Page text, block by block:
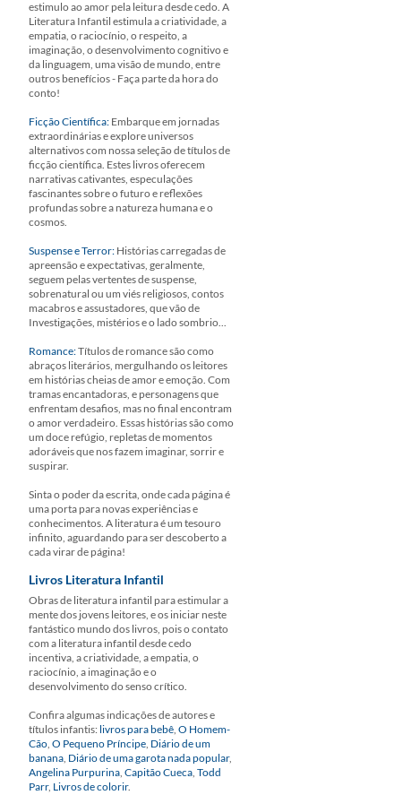
estimulo ao amor pela leitura desde cedo. A
Literatura Infantil estimula a criatividade, a
empatia, o raciocínio, o respeito, a
imaginação, o desenvolvimento cognitivo e
da linguagem, uma visão de mundo, entre
outros benefícios - Faça parte da hora do
conto!
Ficção Científica: Embarque em jornadas
extraordinárias e explore universos
alternativos com nossa seleção de títulos de
ficção científica. Estes livros oferecem
narrativas cativantes, especulações
fascinantes sobre o futuro e reflexões
profundas sobre a natureza humana e o
cosmos.
Suspense e Terror: Histórias carregadas de
apreensão e expectativas, geralmente,
seguem pelas vertentes de suspense,
sobrenatural ou um viés religiosos, contos
macabros e assustadores, que vão de
Investigações, mistérios e o lado sombrio...
Romance:Títulos de romance são como
abraços literários, mergulhando os leitores
em histórias cheias de amor e emoção. Com
tramas encantadoras, e personagens que
enfrentam desafios, mas no final encontram
o amor verdadeiro. Essas histórias são como
um doce refúgio, repletas de momentos
adoráveis que nos fazem imaginar, sorrir e
suspirar.
Sinta o poder da escrita, onde cada página é
uma porta para novas experiências e
conhecimentos. A literatura é um tesouro
infinito, aguardando para ser descoberto a
cada virar de página!
Livros Literatura Infantil
Obras de literatura infantil para estimular a
mente dos jovens leitores, e os iniciar neste
fantástico mundo dos livros, pois o contato
com a literatura infantil desde cedo
incentiva, a criatividade, a empatia, o
raciocínio, a imaginação e o
desenvolvimento do senso crítico.
Confira algumas indicações de autores e
títulos infantis: livros para bebê, O Homem-
Cão, O Pequeno Príncipe, Diário de um
banana, Diário de uma garota nada popular,
Angelina Purpurina, Capitão Cueca, Todd
Parr, Livros de colorir.